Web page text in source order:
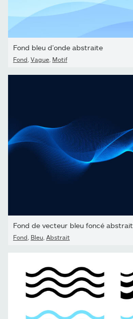
Fond bleu d’onde abstraite
Fond Vague Motif
Fond de vecteur bleu foncé abstrait
Fond Bleu Abstrait